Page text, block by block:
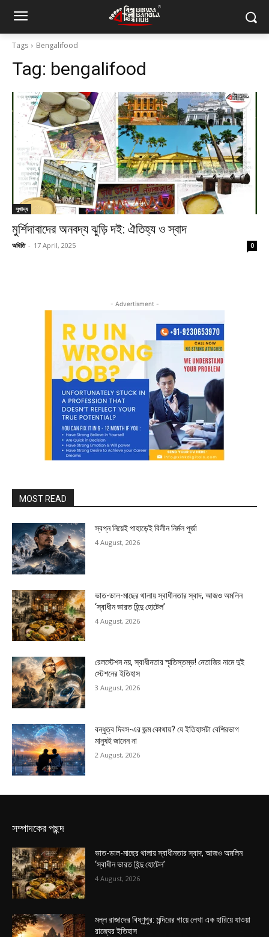
Tags Bengalifood
Tag: bengalifood
সুখাদ্য
মুর্শিদাবাদের অনবদ্য ঝুড়ি দই: ঐতিহ্য ও স্বাদ
অদিতি - 17 April, 2025 0
- Advertisment -
MOST READ
স্বপ্ন নিয়েই পাহাড়েই বিলীন নির্মল পুর্জা
4 August, 2026
ভাত-ডাল-মাছের থালায় স্বাধীনতার স্বাদ, আজও অমলিন
‘স্বাধীন ভারত হিন্দু হোটেল’
4 August, 2026
রেলস্টেশন নয়, স্বাধীনতার স্মৃতিস্তম্ভ! নেতাজির নামে দুই
স্টেশনের ইতিহাস
3 August, 2026
বন্ধুত্ব দিবস-এর জন্ম কোথায়? যে ইতিহাসটা বেশিরভাগ
মানুষই জানেন না
2 August, 2026
সম্পাদকের পছন্দ
ভাত-ডাল-মাছের থালায় স্বাধীনতার স্বাদ, আজও অমলিন
‘স্বাধীন ভারত হিন্দু হোটেল’
4 August, 2026
মল্ল রাজাদের বিষ্ণুপুর: মন্দিরের গায়ে লেখা এক হারিয়ে যাওয়া
রাজ্যের ইতিহাস